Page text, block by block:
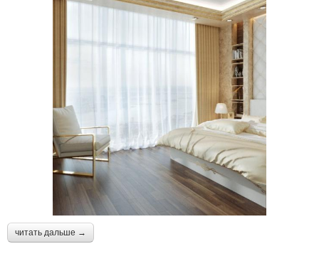
читать дальше →